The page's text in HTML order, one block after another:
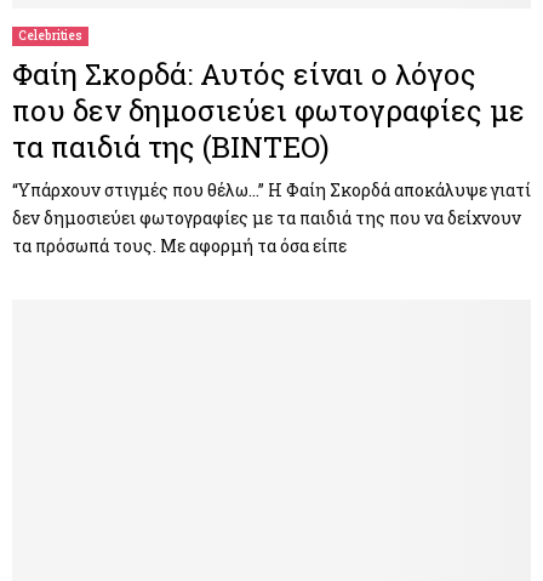
Celebrities
Φαίη Σκορδά: Αυτός είναι ο λόγος
που δεν δημοσιεύει φωτογραφίες με
τα παιδιά της (ΒΙΝΤΕΟ)
“Υπάρχουν στιγμές που θέλω…” Η Φαίη Σκορδά αποκάλυψε γιατί
δεν δημοσιεύει φωτογραφίες με τα παιδιά της που να δείχνουν
τα πρόσωπά τους. Mε αφορμή τα όσα είπε